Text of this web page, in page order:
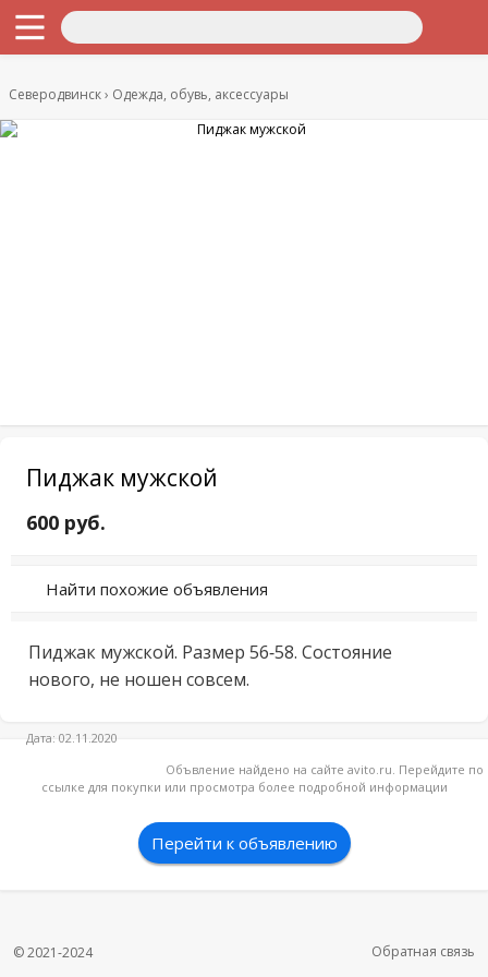
Северодвинск Одежда, обувь, аксессуары
Пиджак мужской
600 руб.
Найти похожие объявления
Пиджак мужской. Размер 56-58. Состояние
нового, не ношен совсем.
Дата: 02.11.2020
Объвление найдено на сайте avito.ru. Перейдите по
ссылке для покупки или просмотра более подробной информации
Перейти к объявлению
© 2021-2024 Обратная связь